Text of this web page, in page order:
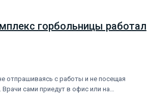
горбольницы работал
отпрашиваясь с работы и не посещая
сами приедут в офис или на…